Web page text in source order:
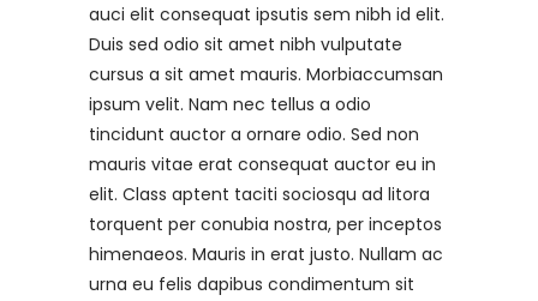
auci elit consequat ipsutis sem nibh id elit.
Duis sed odio sit amet nibh vulputate
cursus a sit amet mauris. Morbiaccumsan
ipsum velit. Nam nec tellus a odio
tincidunt auctor a ornare odio. Sed non
mauris vitae erat consequat auctor eu in
elit. Class aptent taciti sociosqu ad litora
torquent per conubia nostra, per inceptos
himenaeos. Mauris in erat justo. Nullam ac
urna eu felis dapibus condimentum sit